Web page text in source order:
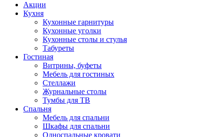
Акции
Кухня
Кухонные гарнитуры
Кухонные уголки
Кухонные столы и стулья
Табуреты
Гостиная
Витрины, буфеты
Мебель для гостиных
Стеллажи
Журнальные столы
Тумбы для ТВ
Спальня
Мебель для спальни
Шкафы для спальни
Односпальные кровати